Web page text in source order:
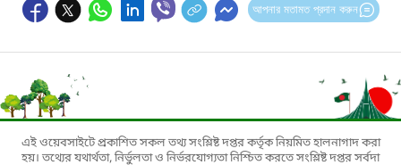
আপনার মতামত প্রদান করুন
এই ওয়েবসাইটে প্রকাশিত সকল তথ্য সংশ্লিষ্ট দপ্তর কর্তৃক নিয়মিত হালনাগাদ করা
হয়। তথ্যের যথার্থতা, নির্ভুলতা ও নির্ভরযোগ্যতা নিশ্চিত করতে সংশ্লিষ্ট দপ্তর সর্বদা